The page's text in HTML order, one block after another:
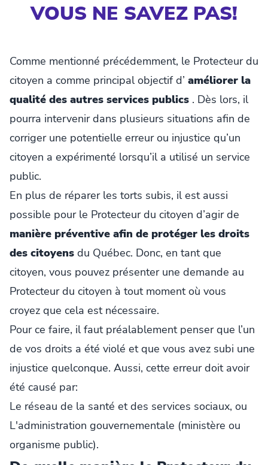
VOUS NE SAVEZ PAS!
Comme mentionné précédemment, le Protecteur du
citoyen a comme principal objectif d’ améliorer la
qualité des autres services publics . Dès lors, il
pourra intervenir dans plusieurs situations afin de
corriger une potentielle erreur ou injustice qu’un
citoyen a expérimenté lorsqu’il a utilisé un service
public.
En plus de réparer les torts subis, il est aussi
possible pour le Protecteur du citoyen d’agir de
manière préventive afin de protéger les droits
des citoyens du Québec. Donc, en tant que
citoyen, vous pouvez présenter une demande au
Protecteur du citoyen à tout moment où vous
croyez que cela est nécessaire.
Pour ce faire, il faut préalablement penser que l’un
de vos droits a été violé et que vous avez subi une
injustice quelconque. Aussi, cette erreur doit avoir
été causé par:
Le réseau de la santé et des services sociaux, ou
L'administration gouvernementale (ministère ou
organisme public).